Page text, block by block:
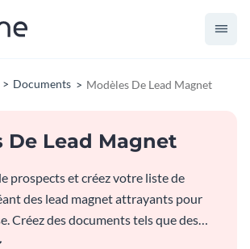
Documents Modèles De Lead Magnet
De Lead Magnet
prospects et créez votre liste de
des lead magnet attrayants pour
Créez des documents tels que des
de contrôle, des ressources, des